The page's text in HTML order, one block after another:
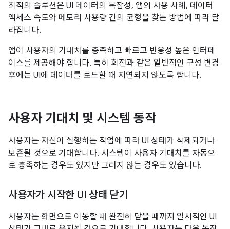
최적의 솔루션은 UI 데이터의 복잡성, 앱의 사용 사례, 데이터
액세스 속도와 메모리 사용량 간의 균형을 찾는 방법에 따라 달
라집니다.
앱이 사용자의 기대치를 충족하고 빠르고 반응성 높은 인터페
이스를 제공해야 합니다. 특히 회전과 같은 일반적인 구성 변경
후에는 UI에 데이터를 로드할 때 지연되지 않도록 합니다.
사용자 기대치 및 시스템 동작
사용자는 자신이 실행하는 작업에 따라 UI 상태가 삭제되거나
보존될 것으로 기대합니다. 시스템이 사용자 기대치를 자동으
로 충족하는 경우도 있지만 그러지 않는 경우도 있습니다.
사용자가 시작한 UI 상태 닫기
사용자는 화면으로 이동할 때 완전히 닫을 때까지 일시적인 UI